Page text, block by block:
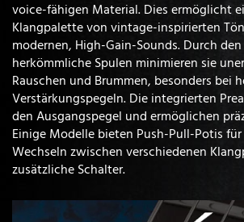
voice-fähigen Material. Dies ermöglicht
Klangpalette von vintage-inspirierten
modernen, High-Gain-Sounds. Durch
herkömmliche Spulen minimieren sie
Rauschen und Brummen, besonders bei
Verstärkungspegeln. Die integrierten
den Ausgangspegel und ermöglichen
Einige Modelle bieten Push-Pull-Potis
Wechseln zwischen verschiedenen
zusätzliche Schalter.